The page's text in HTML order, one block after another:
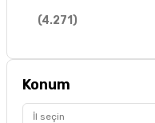
(4.271)
Konum
İl seçin